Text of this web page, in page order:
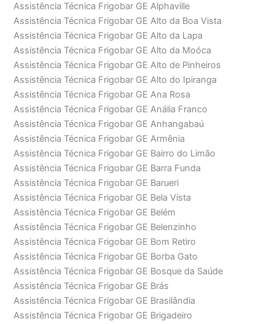
Assistência Técnica Frigobar GE Alphaville
Assistência Técnica Frigobar GE Alto da Boa Vista
Assistência Técnica Frigobar GE Alto da Lapa
Assistência Técnica Frigobar GE Alto da Moóca
Assistência Técnica Frigobar GE Alto de Pinheiros
Assistência Técnica Frigobar GE Alto do Ipiranga
Assistência Técnica Frigobar GE Ana Rosa
Assistência Técnica Frigobar GE Anália Franco
Assistência Técnica Frigobar GE Anhangabaú
Assistência Técnica Frigobar GE Armênia
Assistência Técnica Frigobar GE Bairro do Limão
Assistência Técnica Frigobar GE Barra Funda
Assistência Técnica Frigobar GE Barueri
Assistência Técnica Frigobar GE Bela Vista
Assistência Técnica Frigobar GE Belém
Assistência Técnica Frigobar GE Belenzinho
Assistência Técnica Frigobar GE Bom Retiro
Assistência Técnica Frigobar GE Borba Gato
Assistência Técnica Frigobar GE Bosque da Saúde
Assistência Técnica Frigobar GE Brás
Assistência Técnica Frigobar GE Brasilândia
Assistência Técnica Frigobar GE Brigadeiro